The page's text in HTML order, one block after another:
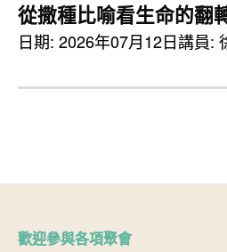
從撒種比喻看生命的翻
日期: 2026年07月12日講員:
歡迎參與各項聚會